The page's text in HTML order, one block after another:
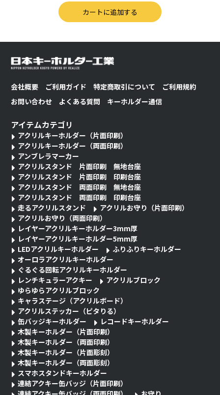
会社概要 ご利用ガイド 特定商取引について
ご利用規約
お問い合わせ
よくある質問 キーホルダー通信
アイテムカテゴリ
アクリルキーホルダー（片面印刷）
アクリルキーホルダー（両面印刷）
アンブレラマーカー
アクリルスタンド 片面印刷 無地台座
アクリルスタンド 片面印刷 印刷台座
アクリルスタンド 両面印刷 無地台座
アクリルスタンド 両面印刷 印刷台座
走るアクリルスタンド
アクリルお守り（片面印刷）
アクリルお守り（両面印刷）
レイヤーアクリルキーホルダー3mm厚
レイヤーアクリルキーホルダー5mm厚
LEDアクリルキーホルダー
ふりふりキーホルダー
オーロラアクリルキーホルダー
ぐるぐる回転アクリルキーホルダー
レンチキュラーアクキー
アクリルブロック
ゆらゆらアクリルブロック
キャラステージ（アクリルボード）
アクリルステッカー（ピタりる）
缶バッジキーホルダー
レコードキーホルダー
木製キーホルダー（片面印刷）
木製キーホルダー（両面印刷）
木製キーホルダー（片面彫刻）
木製キーホルダー（両面彫刻）
スマホスタンドキーホルダー
連結アクキー缶バッジ（片面印刷）